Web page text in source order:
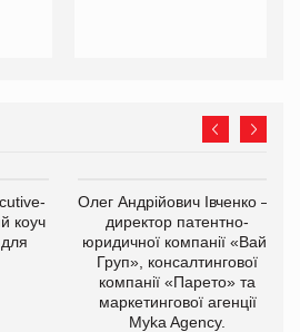
коуч
Олег Андрійович Івченко —
директор патентно-
юридичної компанії «Вайз
Груп», консалтингової
компанії «Парето» та
маркетингової агенції
Myka Agency.